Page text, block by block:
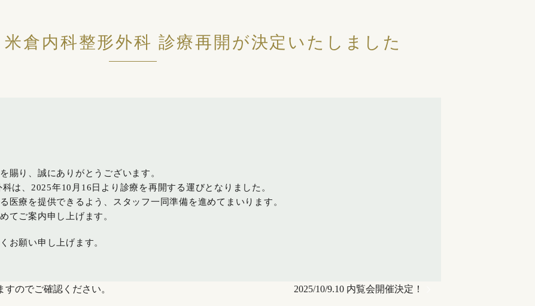
倉内科整形外科 診療再開が決定いたしました
賜り、誠にありがとうございます。
は、2025年10月16日より診療を再開する運びとなりました。
医療を提供できるよう、スタッフ一同準備を進めてまいります。
てご案内申し上げます。
お願い申し上げます。
のでご確認ください。 2025/10/9.10 内覧会開催決定！